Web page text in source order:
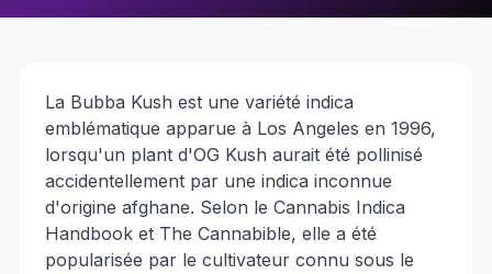
La Bubba Kush est une variété indica
emblématique apparue à Los Angeles en 1996,
lorsqu'un plant d'OG Kush aurait été pollinisé
accidentellement par une indica inconnue
d'origine afghane. Selon le Cannabis Indica
Handbook et The Cannabible, elle a été
popularisée par le cultivateur connu sous le